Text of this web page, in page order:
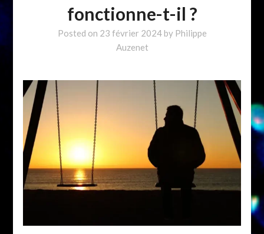
fonctionne-t-il ?
Posted on 23 février 2024by Philippe
Auzenet